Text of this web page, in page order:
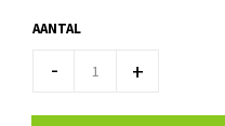
AANTAL
- +